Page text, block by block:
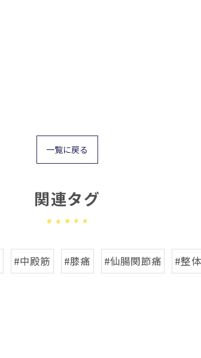
一覧に戻る
関連タグ
#中殿筋 #膝痛 #仙腸関節痛 #整体